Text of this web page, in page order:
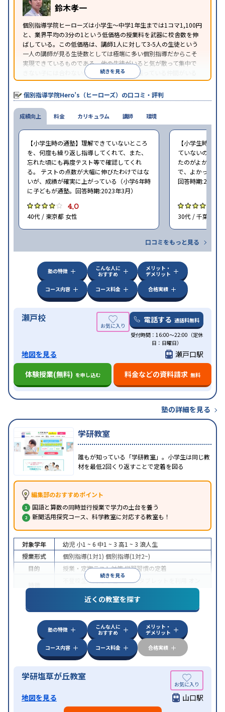
鈴木孝一
個別指導学院ヒーローズは小学生〜中学1年生までは1コマ1,100円
と、業界平均の3分の1という低価格の授業料を武器に校舎数を伸
ばしている。この低価格は、講師1人に対して3-5人の生徒という
一人の講師が見る生徒数としては極端に多い個別指導だからこそ
実現できているものである。他の生徒がいると気が散って集中で
きない子には合わないが、周りに一緒に頑張っている仲間がいる
ほうが頑張れるタイプの子にはとてもコスパがいいと言える。
続きを見る
個別指導学院Hero’s（ヒーローズ）の口コミ・評判
成績向上
【小学生時の通塾】理解できていないところ
を、何度も繰り返し指導してくれて、また、
忘れた頃にも再度テスト等で確認してくれ
る。 テストの点数が大幅に伸びたわけではな
いが、成績が確実に上がっている（小学6年時
に子どもが通塾。回答時期:2023年3月）
4.0
40代 / 東京都 女性
【小学生時の通
ていないので、
たのがよかった
で、よかった（
回答時期:2023
30代 / 千葉県 女
口コミをもっと見る
料金 カリキュラム 講師 環境
塾の特徴
こんな人に
おすすめ
メリット・
デメリット
コース内容
コース料金 合格実績
瀬戸校 電話する 通話料無料
受付時間：16:00〜22:00（定休
日：日曜日）
地図を見る
瀬戸口駅
体験授業(無料) を申し込む 料金などの資料請求 無料
塾の詳細を見る
学研教室
誰もが知っている「学研教室」。小学生は同じ教
材を最低2回くり返すことで定着を図る
編集部のおすすめポイント
国語と算数の同時並行授業で学力の土台を養う
新聞活用探究コース、科学教室に対応する教室も！
続きを見る
対象学年 幼児 小1 ~ 6 中1 ~ 3 高1 ~ 3 浪人生
授業形式
個別指導(1対1) 個別指導(1対2~)
目的
授業・定期テスト対策学習習慣の定着
不登校生に対応学習にPC・タブレットを利用
ライン対応
近くの教室を探す
塾の特徴
こんな人に
おすすめ
メリット・
デメリット
コース内容
コース料金 合格実績
学研塩草が丘教室
地図を見る
山口駅